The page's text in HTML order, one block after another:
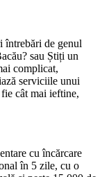
întrebări de genul
sau Știți un
complicat,
serviciile unui
cât mai ieftine,
cu încărcare
în 5 zile, cu o